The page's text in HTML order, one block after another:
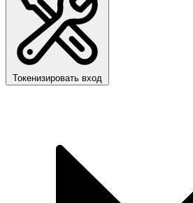
Токенизировать вход